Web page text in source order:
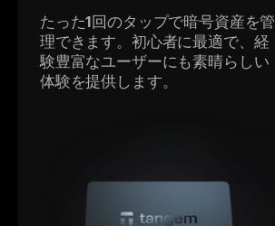
たった1回のタップで暗号資産を管
理できます。初心者に最適で、経
験豊富なユーザーにも素晴らしい
体験を提供します。